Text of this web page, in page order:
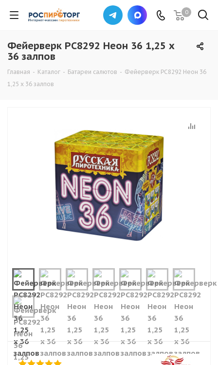
0
Фейерверк РС8292 Неон 36 1,25 х
36 залпов
Главная - Каталог - Батареи салютов - Фейерверк РС8292 Неон 36
1,25 х 36 залпов